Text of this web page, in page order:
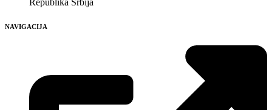
Republika Srbija
NAVIGACIJA